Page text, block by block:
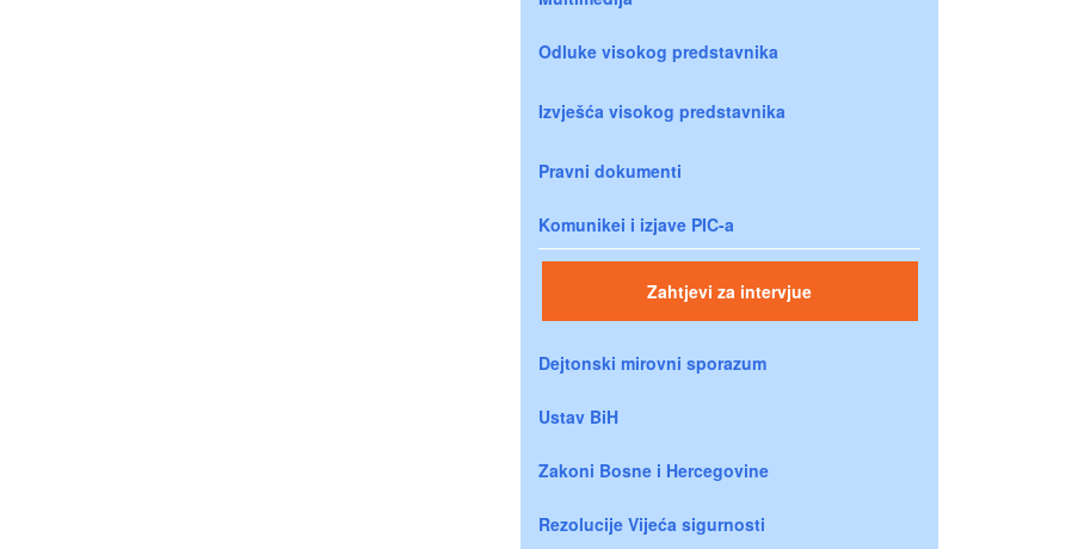
Odluke visokog predstavnika
Izvješća visokog predstavnika
Pravni dokumenti
Komunikei i izjave PIC-a
Zahtjevi za intervjue
Dejtonski mirovni sporazum
Ustav BiH
Zakoni Bosne i Hercegovine
Rezolucije Vijeća sigurnosti